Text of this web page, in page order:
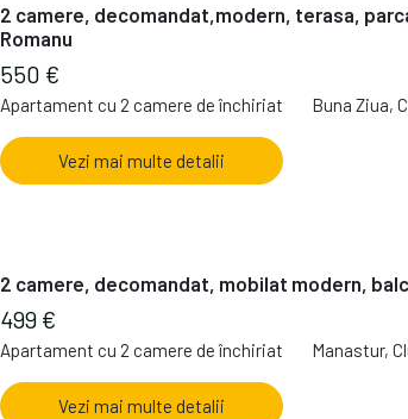
2 camere, decomandat,modern, terasa,
Romanu
550 €
Apartament cu 2 camere de închiriat Buna Ziua,
Vezi mai multe detalii
2 camere, decomandat, mobilat modern,
499 €
Apartament cu 2 camere de închiriat Manastur,
Vezi mai multe detalii